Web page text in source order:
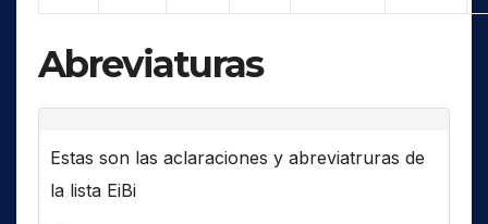
Abreviaturas
Estas son las aclaraciones y abreviatruras de
la lista EiBi